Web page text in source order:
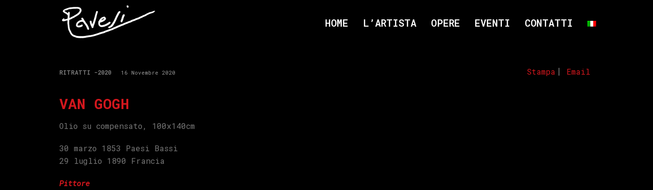
HOME L’ARTISTA OPERE EVENTI CONTATTI
Stampa Email
RITRATTI -2020 16 Novembre 2020
VAN GOGH
Olio su compensato, 100x140cm
30 marzo 1853 Paesi Bassi
29 luglio 1890 Francia
Pittore